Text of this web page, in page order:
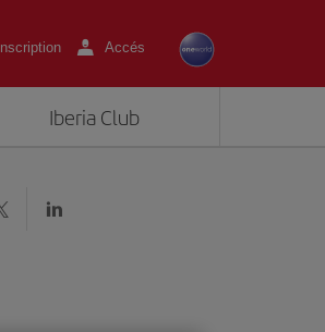
Inscription Accés
Iberia Club